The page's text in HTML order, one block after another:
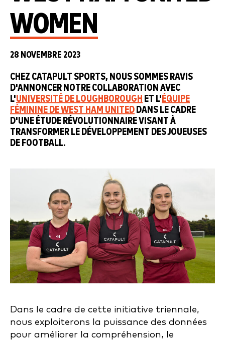
WOMEN
28 NOVEMBRE 2023
CHEZ CATAPULT SPORTS, NOUS SOMMES RAVIS
D'ANNONCER NOTRE COLLABORATION AVEC
L'UNIVERSITÉ DE LOUGHBOROUGH ET L' ÉQUIPE
FÉMININE DE WEST HAM UNITED DANS LE CADRE
D'UNE ÉTUDE RÉVOLUTIONNAIRE VISANT À
TRANSFORMER LE DÉVELOPPEMENT DES JOUEUSES
DE FOOTBALL.
Dans le cadre de cette initiative triennale,
nous exploiterons la puissance des données
pour améliorer la compréhension, le